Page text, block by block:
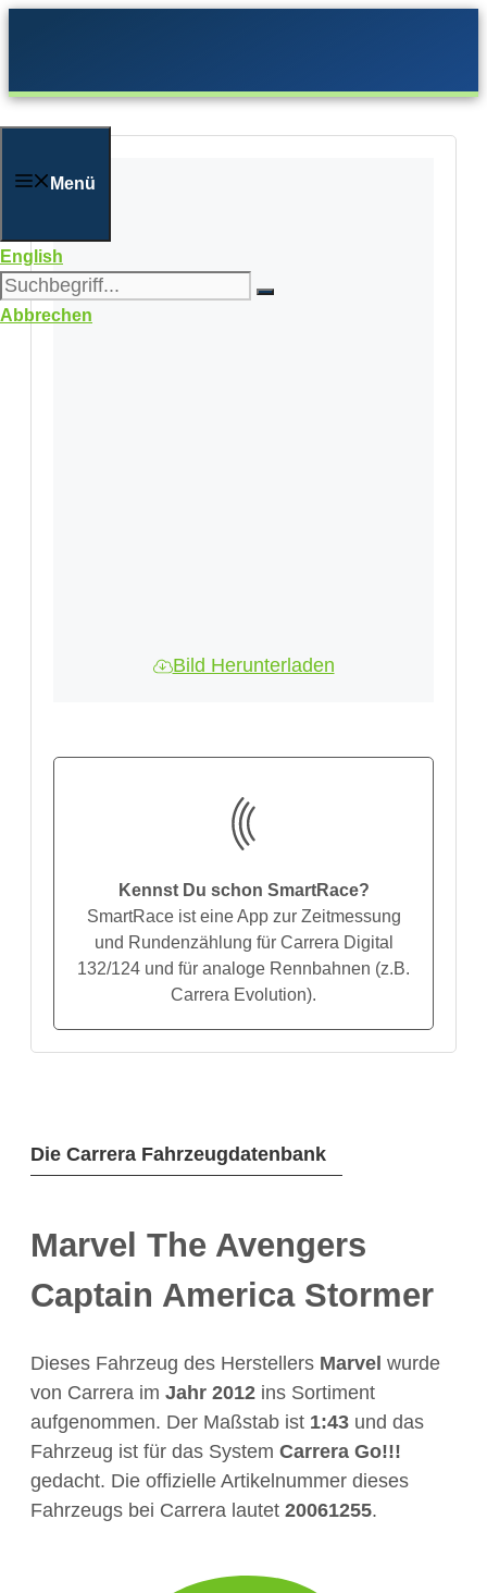
Menü
English
Abbrechen
Die Carrera Fahrzeugdatenbank
Marvel The Avengers
Captain America Stormer
Dieses Fahrzeug des Herstellers Marvel wurde
von Carrera im Jahr 2012 ins Sortiment
aufgenommen. Der Maßstab ist 1:43 und das
Fahrzeug ist für das System Carrera Go!!!
gedacht. Die offizielle Artikelnummer dieses
Fahrzeugs bei Carrera lautet 20061255.
Bild Herunterladen
Kennst Du schon SmartRace?
SmartRace ist eine App zur Zeitmessung
und Rundenzählung für Carrera Digital
132/124 und für analoge Rennbahnen (z.B.
Carrera Evolution).